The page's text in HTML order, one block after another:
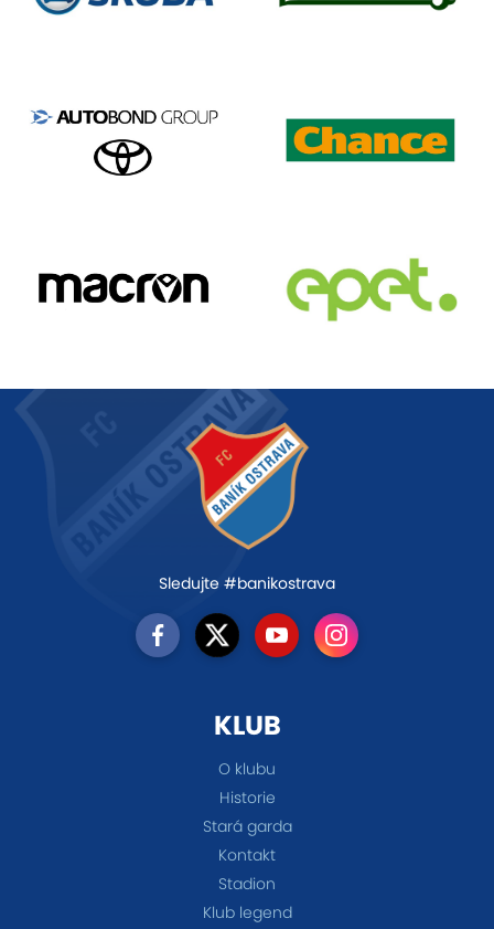
Sledujte #banikostrava
KLUB
O klubu
Historie
Stará garda
Kontakt
Stadion
Klub legend